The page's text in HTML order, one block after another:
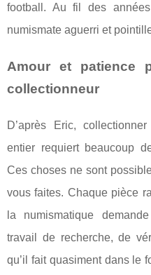
football. Au fil des
numismate aguerri et
Amour et patience
collectionneur
D’après Eric,
entier requiert beaucoup
Ces choses ne sont
vous faites. Chaque pièce
la numismatique
travail de recherche, de
qu’il fait quasiment dans le